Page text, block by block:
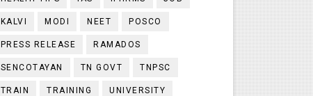
KALVI MODI NEET POSCO
PRESS RELEASE RAMADOS
SENCOTAYAN TN GOVT TNPSC
TRAIN TRAINING UNIVERSITY